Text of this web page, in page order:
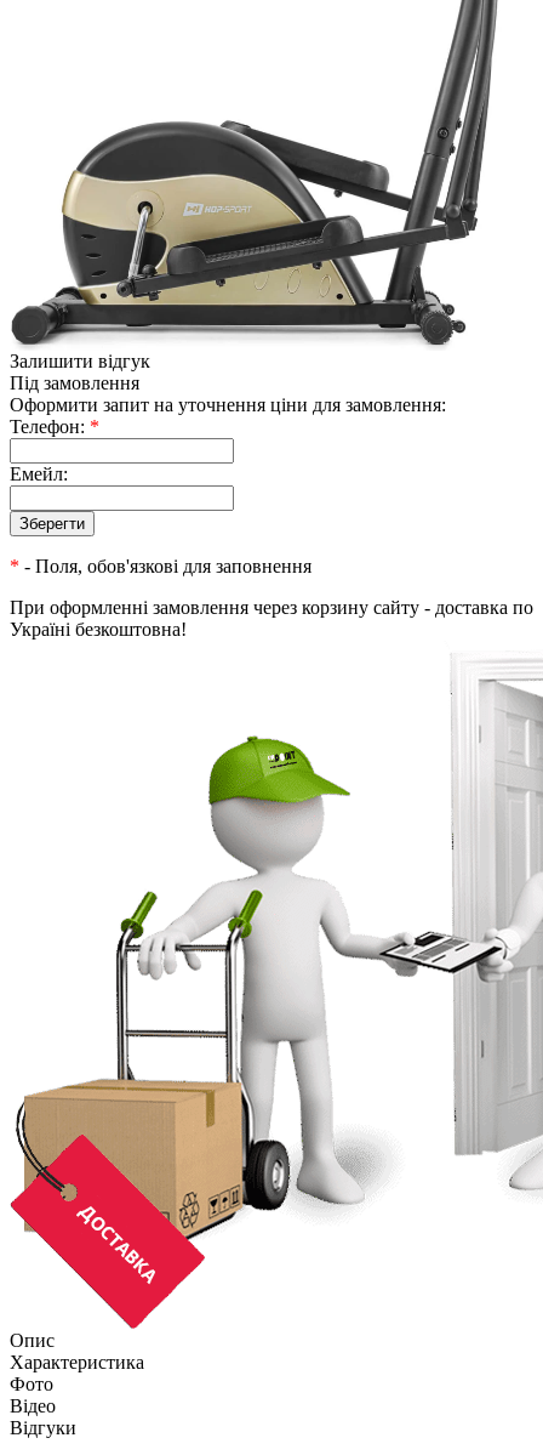
Залишити відгук
Під замовлення
Оформити запит на уточнення ціни для замовлення:
Телефон: *
Емейл:
* - Поля, обов'язкові для заповнення
При оформленні замовлення через корзину сайту - доставка по
Україні безкоштовна!
Опис
Характеристика
Фото
Відео
Відгуки